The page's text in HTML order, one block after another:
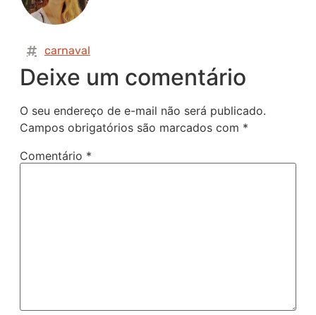
carnaval
Deixe um comentário
O seu endereço de e-mail não será publicado.
Campos obrigatórios são marcados com *
Comentário *